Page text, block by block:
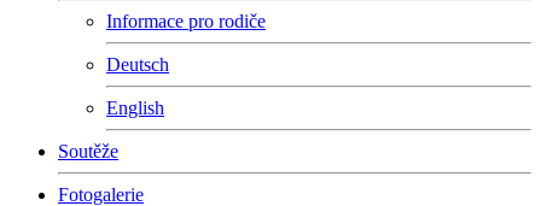
Informace pro rodiče
Deutsch
English
Soutěže
Fotogalerie